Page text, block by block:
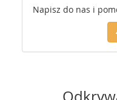
Napisz do nas i